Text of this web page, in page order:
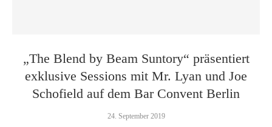
„The Blend by Beam Suntory“ präsentiert
exklusive Sessions mit Mr. Lyan und Joe
Schofield auf dem Bar Convent Berlin
24. September 2019